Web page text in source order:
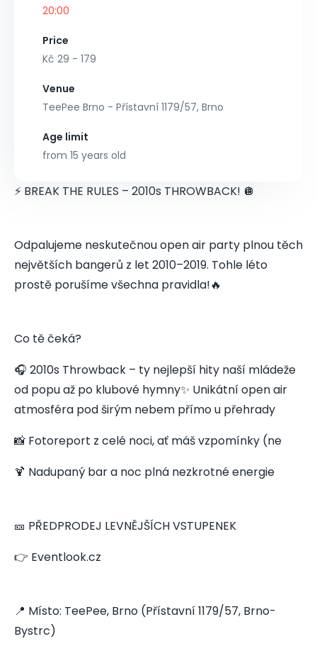
20:00
Price
Kč 29 - 179
Venue
TeePee Brno - Přístavní 1179/57, Brno
Age limit
from 15 years old
⚡ BREAK THE RULES – 2010s THROWBACK! 🪩
Odpalujeme neskutečnou open air party plnou těch
největších bangerů z let 2010–2019. Tohle léto
prostě porušíme všechna pravidla!🔥
Co tě čeká?
🎧 2010s Throwback – ty nejlepší hity naší mládeže
od popu až po klubové hymny✨ Unikátní open air
atmosféra pod širým nebem přímo u přehrady
📸 Fotoreport z celé noci, ať máš vzpomínky (ne
🍹 Nadupaný bar a noc plná nezkrotné energie
🎫 PŘEDPRODEJ LEVNĚJŠÍCH VSTUPENEK
👉 Eventlook.cz
📍 Místo: TeePee, Brno (Přístavní 1179/57, Brno-
Bystrc)